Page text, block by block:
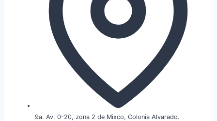
9a. Av. 0-20, zona 2 de Mixco, Colonia Alvarado.